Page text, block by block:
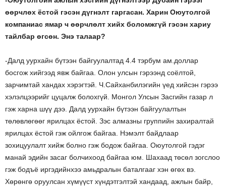
өөрчлөх ёстой гэсэн дүгнэлт гаргасан. Харин Оюутолгой
компаниас ямар ч өөрчлөлт хийх боломжгүй гэсэн хариу
тайлбар өгсөн. Энэ талаар?
-Далд уурхайн бүтээн байгуулалтад 4.4 тэрбум ам.доллар
босгож хийгээд явж байгаа. Олон улсын гэрээнд соёлтой,
зарчимтай хандах хэрэгтэй. Ч.Сайханбилэгийн үед хийсэн гэрээ
хэлэлцээрийг цуцалж болохгүй. Монгол Улсын Засгийн газар л
гэж харна шүү дээ. Далд уурхайн бүтээн байгуулалтын
төлөвлөгөөг ярилцах ёстой. Зэс алмазны группийн захиралтай
ярилцах ёстой гэж ойлгож байгаа. Нэмэлт байдлаар
зохицуулалт хийж болно гэж бодож байгаа. Оюутолгой гэдэг
манай эдийн засаг болчихоод байгаа юм. Шахаад төсөл зогслоо
гэж бодъё иргэдийнхээ амьдралын баталгааг хэн өгөх вэ.
Хөрөнгө оруулсан хүмүүст хүндэтгэлтэй хандаад, ажлын байр,